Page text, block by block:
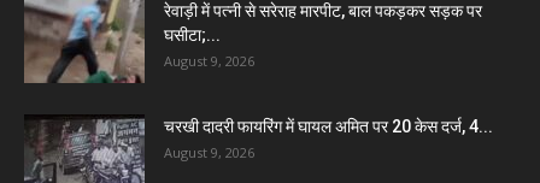
रेवाड़ी में पत्नी से सरेराह मारपीट, बाल पकड़कर सड़क पर
घसीटा;...
August 9, 2026
चरखी दादरी फायरिंग में घायल अमित पर 20 केस दर्ज, 4...
August 9, 2026